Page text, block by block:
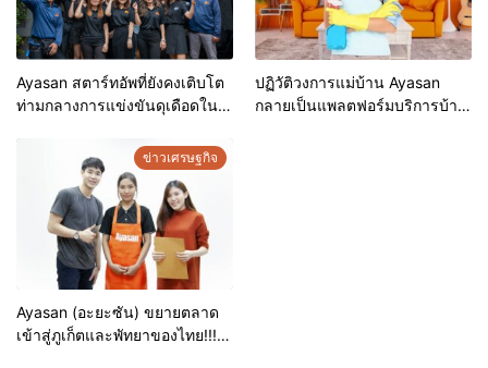
Ayasan สตาร์ทอัพที่ยังคงเติบโต
ท่ามกลางการแข่งขันดุเดือดใน
ปฏิวัติวงการแม่บ้าน Ayasan
กลายเป็นแพลตฟอร์มบริการบ้าน
ข่าวเศรษฐกิจ
Ayasan (อะยะซัน) ขยายตลาด
เข้าสู่ภูเก็ตและพัทยาของไทย!!!